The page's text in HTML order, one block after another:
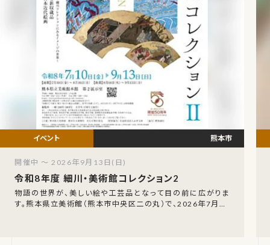
令和8年度 細川・美術館コレクション2
物語の世界が、美しい絵や工芸品となって目の前に広がりま
す。熊本県立美術館（熊本市中央区二の丸）で、2026年7月10
熊本市
開催中 ～ 2026年9月13日(日)